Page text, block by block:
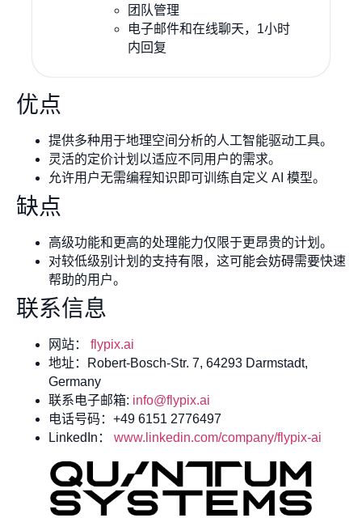
团队管理
电子邮件和在线聊天，1小时
内回复
优点
提供多种用于地理空间分析的人工智能驱动工具。
灵活的定价计划以适应不同用户的需求。
允许用户无需编程知识即可训练自定义 AI 模型。
缺点
高级功能和更高的处理能力仅限于更昂贵的计划。
对较低级别计划的支持有限，这可能会妨碍需要快速
帮助的用户。
联系信息
网站： flypix.ai
地址：Robert-Bosch-Str. 7, 64293 Darmstadt,
Germany
联系电子邮箱: info@flypix.ai
电话号码：+49 6151 2776497
LinkedIn： www.linkedin.com/company/flypix-ai